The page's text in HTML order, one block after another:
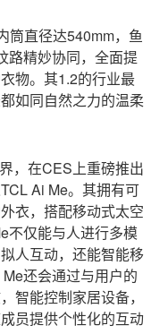
筒直径达540mm，鱼
路精妙协同，全面提
物。其1.2的行业最
如同自然之力的温柔
，在CES上重磅推出
Ai Me。其拥有可
衣，搭配移动式太空
不仅能与人进行多模
人互动，还能智能移
还会通过与用户的
智能控制家居设备，
员提供个性化的互动